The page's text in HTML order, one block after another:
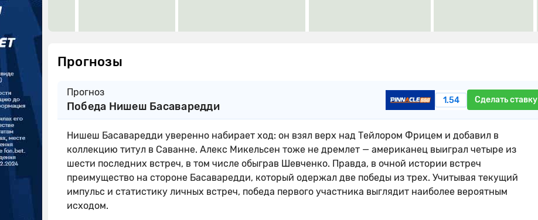
Прогнозы
Прогноз
Победа Нишеш Басаваредди 1.54 Сделать ставку
Нишеш Басаваредди уверенно набирает ход: он взял верх над Тейлором Фрицем и добавил в
коллекцию титул в Саванне. Алекс Микельсен тоже не дремлет — американец выиграл четыре из
шести последних встреч, в том числе обыграв Шевченко. Правда, в очной истории встреч
преимущество на стороне Басаваредди, который одержал две победы из трех. Учитывая текущий
импульс и статистику личных встреч, победа первого участника выглядит наиболее вероятным
исходом.